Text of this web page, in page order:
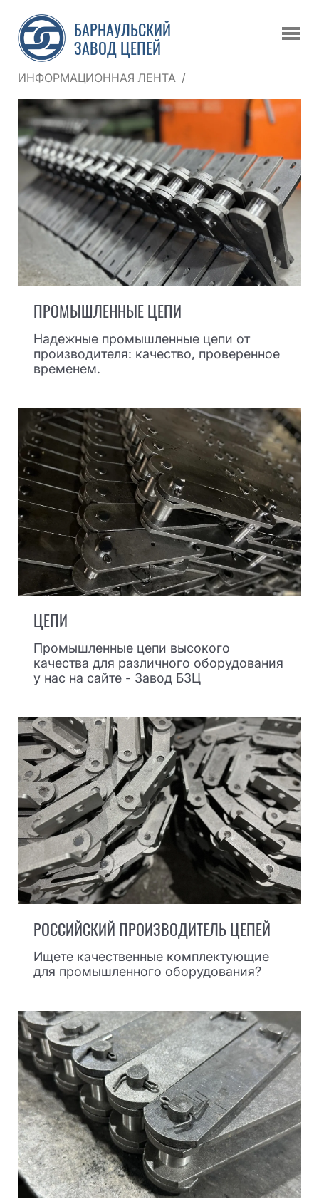
БАРНАУЛЬСКИЙ
ЗАВОД ЦЕПЕЙ
ИНФОРМАЦИОННАЯ ЛЕНТА /
ПРОМЫШЛЕННЫЕ ЦЕПИ
Надежные промышленные цепи от
производителя: качество, проверенное
временем.
ЦЕПИ
Промышленные цепи высокого
качества для различного оборудования
у нас на сайте - Завод БЗЦ
РОССИЙСКИЙ ПРОИЗВОДИТЕЛЬ ЦЕПЕЙ
Ищете качественные комплектующие
для промышленного оборудования?